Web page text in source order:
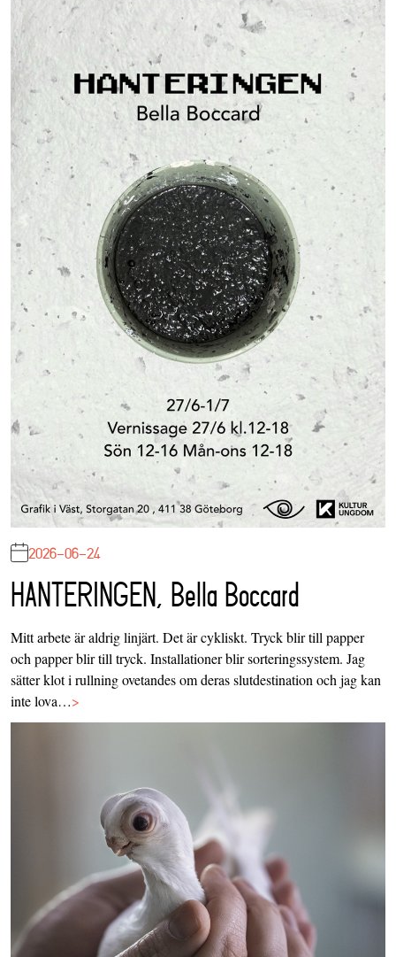
2026-06-24
HANTERINGEN, Bella Boccard
Mitt arbete är aldrig linjärt. Det är cykliskt. Tryck blir till papper
och papper blir till tryck. Installationer blir sorteringssystem. Jag
sätter klot i rullning ovetandes om deras slutdestination och jag kan
inte lova…>